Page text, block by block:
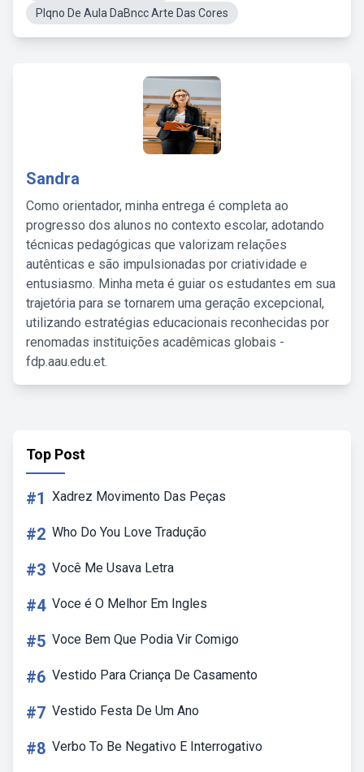
Plqno De Aula DaBncc Arte Das Cores
Sandra
Como orientador, minha entrega é completa ao
progresso dos alunos no contexto escolar, adotando
técnicas pedagógicas que valorizam relações
autênticas e são impulsionadas por criatividade e
entusiasmo. Minha meta é guiar os estudantes em sua
trajetória para se tornarem uma geração excepcional,
utilizando estratégias educacionais reconhecidas por
renomadas instituições acadêmicas globais -
fdp.aau.edu.et.
Top Post
#1 Xadrez Movimento Das Peças
#2 Who Do You Love Tradução
#3 Você Me Usava Letra
#4 Voce é O Melhor Em Ingles
#5 Voce Bem Que Podia Vir Comigo
#6 Vestido Para Criança De Casamento
#7 Vestido Festa De Um Ano
#8 Verbo To Be Negativo E Interrogativo